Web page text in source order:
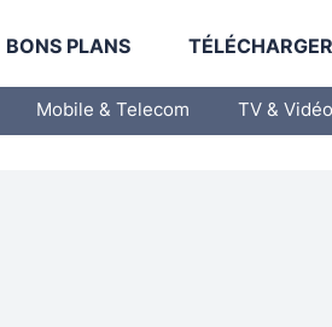
BONS PLANS
Mobile & Telecom TV & Vidéo